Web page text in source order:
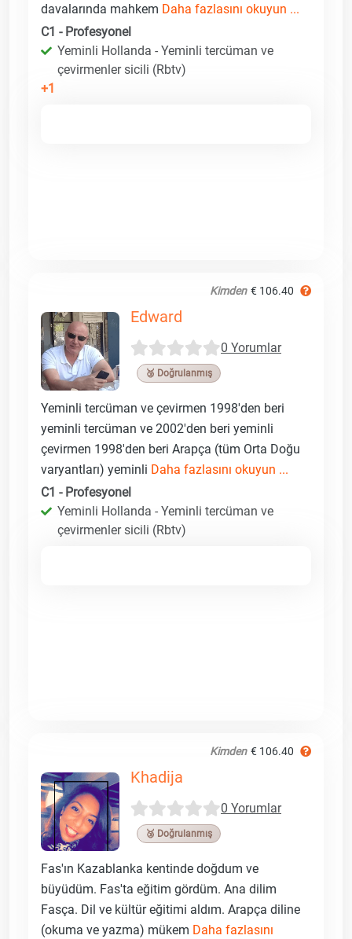
davalarında mahkem Daha fazlasını okuyun ...
C1 - Profesyonel
Yeminli Hollanda - Yeminli tercüman ve
çevirmenler sicili (Rbtv)
+1
Kimden € 106.40
Edward
0 Yorumlar
🥉 Doğrulanmış
Yeminli tercüman ve çevirmen 1998'den beri
yeminli tercüman ve 2002'den beri yeminli
çevirmen 1998'den beri Arapça (tüm Orta Doğu
varyantları) yeminli Daha fazlasını okuyun ...
C1 - Profesyonel
Yeminli Hollanda - Yeminli tercüman ve
çevirmenler sicili (Rbtv)
Kimden € 106.40
Khadija
0 Yorumlar
🥉 Doğrulanmış
Fas'ın Kazablanka kentinde doğdum ve
büyüdüm. Fas'ta eğitim gördüm. Ana dilim
Fasça. Dil ve kültür eğitimi aldım. Arapça diline
(okuma ve yazma) mükem Daha fazlasını